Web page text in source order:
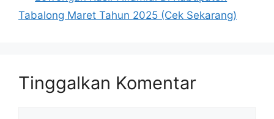
Tabalong Maret Tahun 2025 (Cek Sekarang)
Tinggalkan Komentar